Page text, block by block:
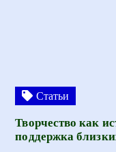
Статьи
Творчество как
поддержка